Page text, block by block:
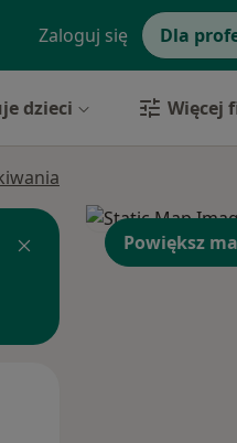
Zaloguj się Dla
dzieci Więcej
Powiększ